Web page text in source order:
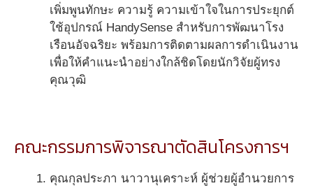
เพิ่มพูนทักษะ ความรู้ ความเข้าใจในการประยุกต์
ใช้อุปกรณ์ HandySense สำหรับการพัฒนาโรง
เรือนอัจฉริยะ พร้อมการติดตามผลการดำเนินงาน
เพื่อให้คำแนะนำอย่างใกล้ชิดโดยนักวิจัยผู้ทรง
คุณวุฒิ
คณะกรรมการพิจารณาตัดสินโครงการฯ
คุณกุลประภา นาวานุเคราะห์ ผู้ช่วยผู้อำนวยการ